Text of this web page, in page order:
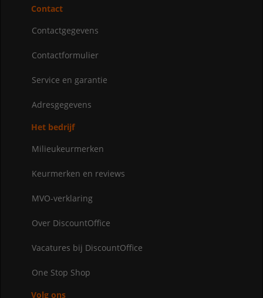
Contact
Contactgegevens
Contactformulier
Service en garantie
Adresgegevens
Het bedrijf
Milieukeurmerken
Keurmerken en reviews
MVO-verklaring
Over DiscountOffice
Vacatures bij DiscountOffice
One Stop Shop
Volg ons